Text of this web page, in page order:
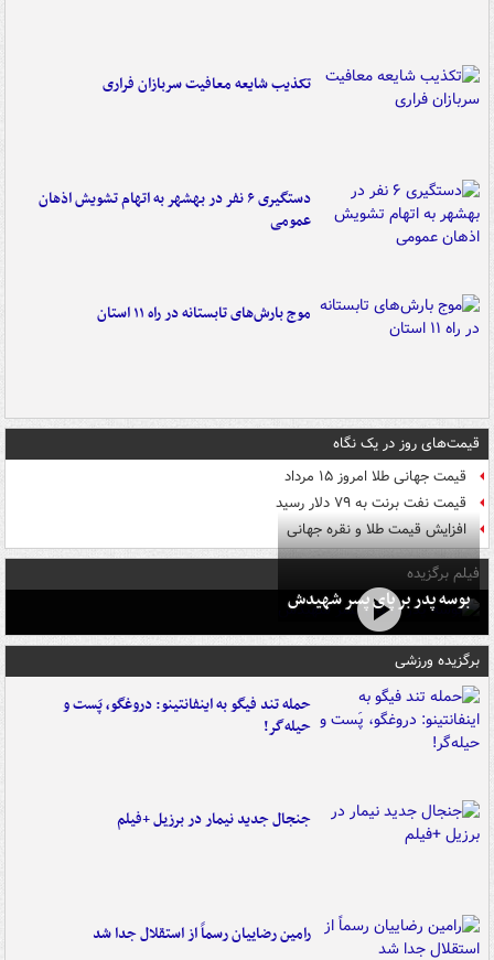
تکذیب شایعه معافیت سربازان فراری
دستگیری ۶ نفر در بهشهر به اتهام تشویش اذهان
عمومی
موج بارش‌های تابستانه در راه ۱۱ استان
قیمت‌های روز در یک نگاه
قیمت جهانی طلا امروز ۱۵ مرداد
قیمت نفت برنت به ۷۹ دلار رسید
افزایش قیمت طلا و نقره جهانی
فیلم برگزیده
بوسه‌ پدر بر پای پسر شهیدش
برگزیده ورزشی
حمله تند فیگو به اینفانتینو: دروغگو، پَست‌ و
حیله‌گر!
جنجال جدید نیمار در برزیل +فیلم
رامین رضاییان رسماً از استقلال جدا شد